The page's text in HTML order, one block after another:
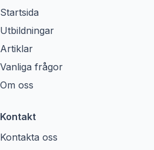
Startsida
Utbildningar
Artiklar
Vanliga frågor
Om oss
Kontakt
Kontakta oss